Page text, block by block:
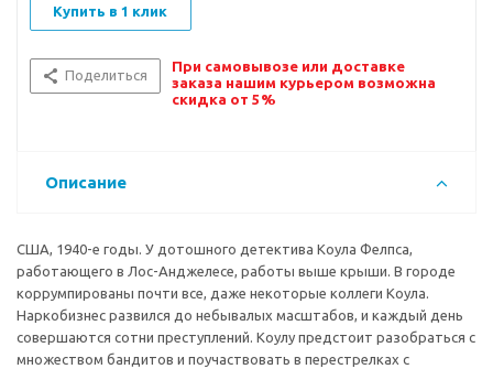
Купить в 1 клик
Поделиться
При самовывозе или доставке
заказа нашим курьером возможна
скидка от 5%
Описание
США, 1940-е годы. У дотошного детектива Коула Фелпса,
работающего в Лос-Анджелесе, работы выше крыши. В городе
коррумпированы почти все, даже некоторые коллеги Коула.
Наркобизнес развился до небывалых масштабов, и каждый день
совершаются сотни преступлений. Коулу предстоит разобраться с
множеством бандитов и поучаствовать в перестрелках с